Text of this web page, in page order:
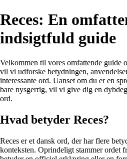
Reces: En
indsigtfuld guide
Velkommen til vores omfattende guide
vil vi udforske betydningen,
interessante ord. Uanset om du er en
bare nysgerrig, vil vi give dig en
ord.
Hvad betyder Reces?
Reces er et dansk ord, der har flere
konteksten. Oprindeligt stammer ordet